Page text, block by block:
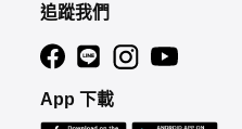
追蹤我們
App 下載